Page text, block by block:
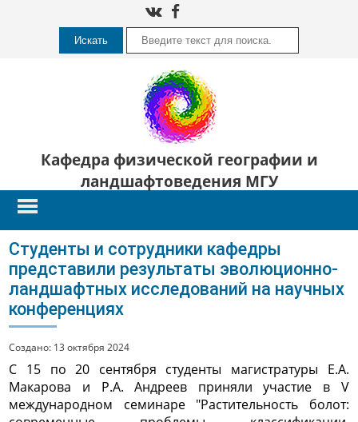
Искать
Кафедра физической географии и
ландшафтоведения МГУ
Студенты и сотрудники кафедры
представили результаты эволюционно-
ландшафтных исследований на научных
конференциях
Создано: 13 октября 2024
С 15 по 20 сентября студенты магистратуры Е.А.
Макарова и Р.А. Андреев приняли участие в V
международном семинаре "Растительность болот: